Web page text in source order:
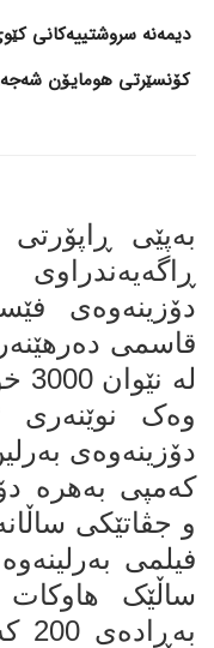
کۆنسێرتی هومایۆن
بەپێی
دۆزینەوەی
قاسمی
وەک نوێنەری
دۆزینەوەی
کەمپی بەهرە
و جڤاتێکی
فیلمی
ساڵێک